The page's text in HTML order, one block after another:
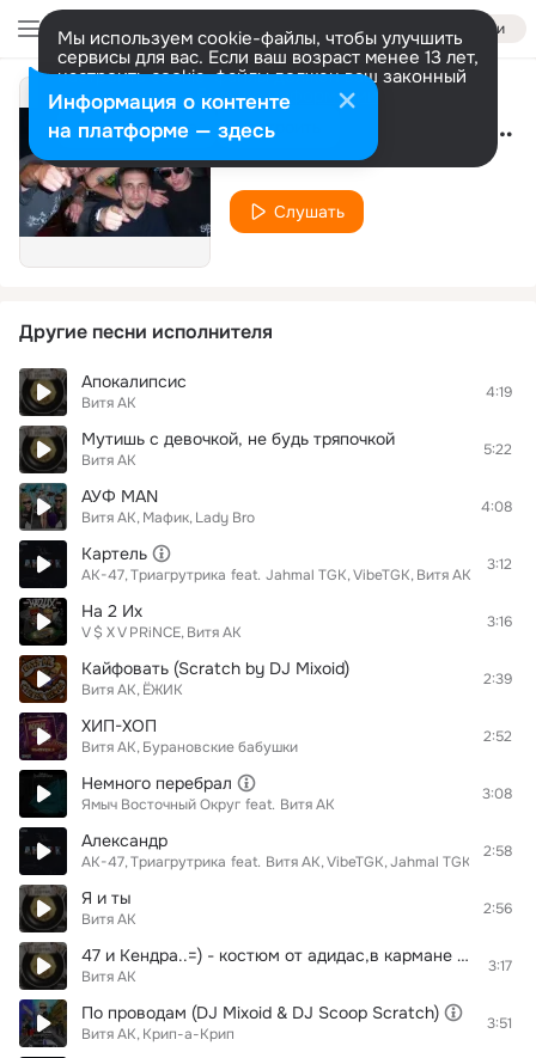
Войти
Мы используем cookie-файлы, чтобы улучшить
сервисы для вас. Если ваш возраст менее 13 лет,
настроить cookie-файлы должен ваш законный
представитель. Больше информации
Разрешить все Настроить Слышь Малыш (Remix)
Витя АК
Слушать
Другие песни исполнителя
Апокалипсис
Витя АК
4:19
Мутишь с девочкой, не будь тряпочкой
Витя АК
5:22
АУФ МАN
Витя АК Мафик Lady Bro
4:08
Картель
АК-47 Триагрутрика feat. Jahmal TGK VibeTGK Витя АК
3:12
На 2 Их
V $ X V PRiNCE Витя АК
3:16
Кайфовать (Scratch by DJ Mixoid)
Витя АК ЁЖИК
2:39
ХИП-ХОП
Витя АК Бурановские бабушки
2:52
Немного перебрал
Ямыч Восточный Округ feat. Витя АК
3:08
Александр
АК-47 Триагрутрика feat. Витя АК VibeTGK Jahmal TGK
2:58
Я и ты
Витя АК
2:56
47 и Кендра..=) - костюм от адидас,в кармане кента пачка.тонирована тачка,презерватив и жвачка..в бардачке заначка стерео покачка..... заебали сука на хуй блядь звонить засранцы!!!
Витя АК
3:17
По проводам (DJ Mixoid & DJ Scoop Scratch)
Витя АК Крип-а-Крип
3:51
Информация о контенте
на платформе — здесь